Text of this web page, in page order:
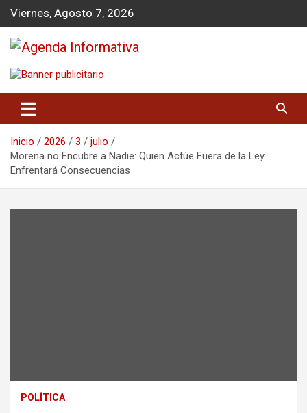
a
c
Viernes, Agosto 7, 2026
Agenda Informativa
Inicio 2026 3
julio
Morena no Encubre a Nadie: Quien Actúe Fuera de la Ley
Enfrentará Consecuencias
POLÍTICA